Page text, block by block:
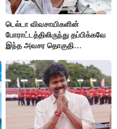
டெல்டா விவசாயிகளின்
போராட்டத்திலிருந்து தப்பிக்கவே
இந்த அவசர தொகுதி
அரங்கேற்றுகிறார் முதலமைச்சர் -
திமுக ஐடி விங்..!!